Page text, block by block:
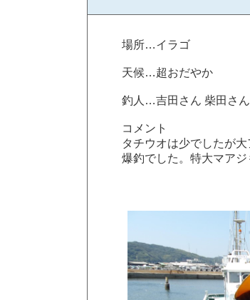
場所…イラゴ
天候…超おだやか
釣人…吉田さん 柴田さん
コメント
タチウオは少でしたが
爆釣でした。特大マアジ